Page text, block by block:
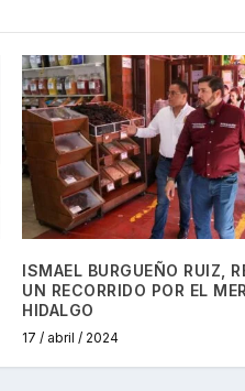
ISMAEL BURGUEÑO RUIZ,
UN RECORRIDO POR EL
HIDALGO
17 / abril / 2024